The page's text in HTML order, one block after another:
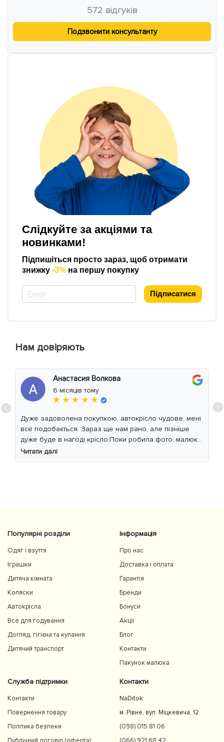
572 відгуків
Подзвонити консультанту
Слідкуйте за акціями та
новинками!
Підпишіться просто зараз, щоб отримати
знижку -3% на першу покупку
Підписатися
Нам довіряють
Анастасия Волкова
6 місяців тому
★ ★ ★ ★ ★
Дуже задоволена покупкою, автокрісло чудове, мені
все подобається. Зараз ще нам рано, але пізніше
дуже буде в нагоді крісло.Поки робила фото, малюк
уважно читав інструкцію 😁
Читати далі
Популярні розділи
Одяг і взуття
Іграшки
Дитяча кімната
Коляски
Автокрісла
Все для годування
Догляд, гігієна та купання
Дитячий транспорт
Інформація
Про нас
Доставка і оплата
Гарантія
Бренди
Бонуси
Акції
Блог
Контакти
Пакунок малюка
Служба підтримки
Контакти
Повернення товару
Політика безпеки
Контакти
NaDitok
м. Рівне, вул. Міцкевича, 12
(098) 015 81 06